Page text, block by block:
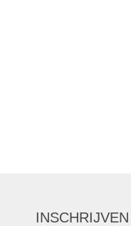
INSCHRIJVEN